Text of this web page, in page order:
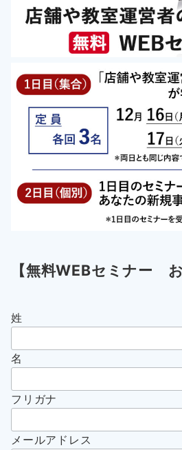
【無料WEBセミナー お
姓
名
フリガナ
メールアドレス